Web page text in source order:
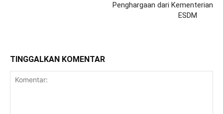
Penghargaan dari Kementerian
ESDM
TINGGALKAN KOMENTAR